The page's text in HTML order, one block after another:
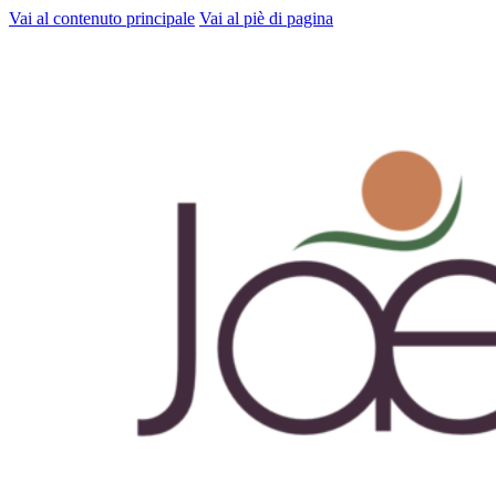
Vai al contenuto principale Vai al piè di pagina